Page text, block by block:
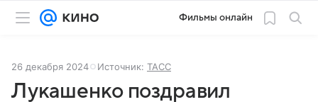
Фильмы онлайн
26 декабря 2024 Источник: ТАСС
Лукашенко поздравил